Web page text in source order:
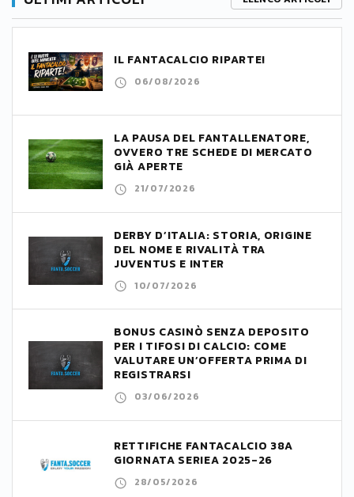
IL FANTACALCIO RIPARTE!
06/08/2026
LA PAUSA DEL FANTALLENATORE,
OVVERO TRE SCHEDE DI MERCATO
GIÀ APERTE
21/07/2026
DERBY D’ITALIA: STORIA, ORIGINE
DEL NOME E RIVALITÀ TRA
JUVENTUS E INTER
10/07/2026
BONUS CASINÒ SENZA DEPOSITO
PER I TIFOSI DI CALCIO: COME
VALUTARE UN’OFFERTA PRIMA DI
REGISTRARSI
03/06/2026
RETTIFICHE FANTACALCIO 38A
GIORNATA SERIEA 2025-26
28/05/2026